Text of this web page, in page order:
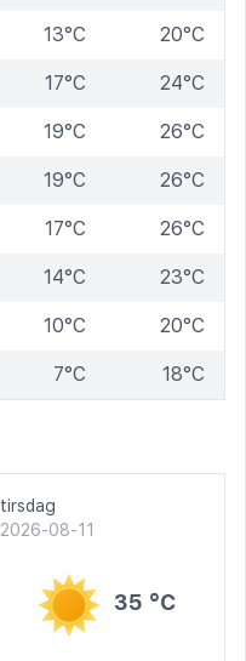
13°C 20°C
17°C 24°C
19°C 26°C
19°C 26°C
17°C 26°C
14°C 23°C
10°C 20°C
7°C 18°C
tirsdag
2026-08-11
35 °C